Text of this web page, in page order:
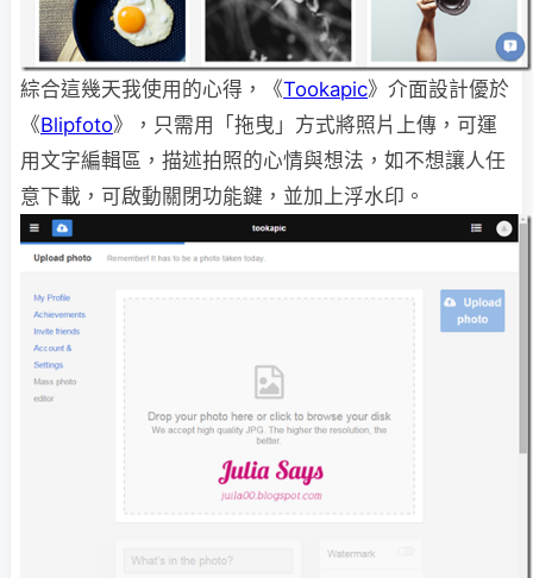
綜合這幾天我使用的心得，《Tookapic》介面設計優於
《Blipfoto》，只需用「拖曳」方式將照片上傳，可運
用文字編輯區，描述拍照的心情與想法，如不想讓人任
意下載，可啟動關閉功能鍵，並加上浮水印。